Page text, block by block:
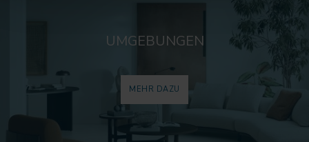
UMGEBUNGEN
MEHR DAZU